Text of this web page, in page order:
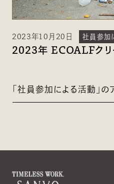
2023年10月20日 社員参加
2023年 ECOALFクリ
「社員参加による活動」